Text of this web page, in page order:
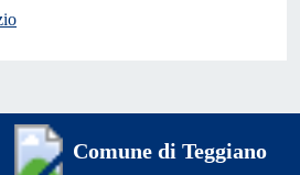
Comune di Teggiano